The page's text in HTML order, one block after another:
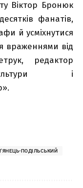
Віктор Бронюк
фанатів,
й усміхнутися
враженнями від
редактор
і
ПОДІЛЬСЬКИЙ